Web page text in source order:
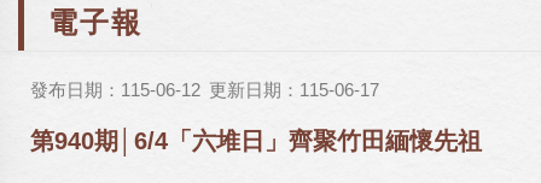
電子報
發布日期：115-06-12 更新日期：115-06-17
第940期│6/4「六堆日」齊聚竹田緬懷先祖